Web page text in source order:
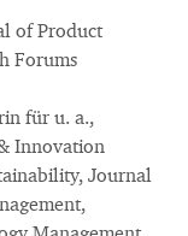
of Product
Forums
für u. a.,
Innovation
Journal